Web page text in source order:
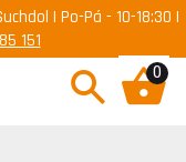
| Po-Pá - 10-18:30 |
151
0